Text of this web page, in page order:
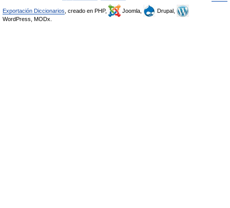
Exportación Diccionarios , creado en PHP, Joomla,
Drupal,
WordPress, MODx.